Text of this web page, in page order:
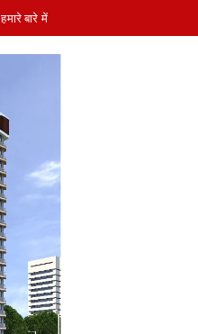
हमारे बारे में